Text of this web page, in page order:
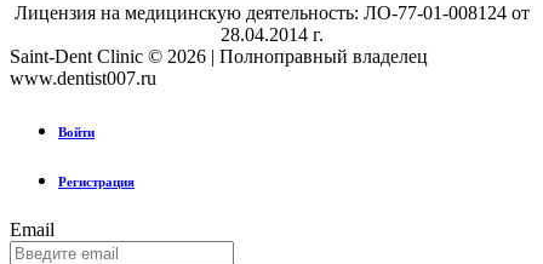
Лицензия на медицинскую деятельность: ЛО-77-01-008124 от
28.04.2014 г.
Saint-Dent Clinic © 2026 | Полноправный владелец
www.dentist007.ru
Войти
Регистрация
Email